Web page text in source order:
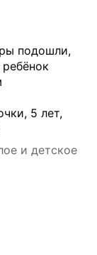
подошли,
5 лет,
и детское